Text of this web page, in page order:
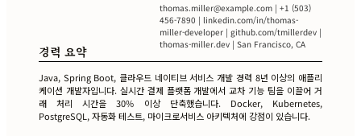
thomas.miller@example.com | +1 (503)
456-7890 | linkedin.com/in/thomas-
miller-developer | github.com/tmillerdev |
thomas-miller.dev | San Francisco, CA
경력 요약
Java, Spring Boot, 클라우드 네이티브 서비스 개발 경력 8년 이상의 애플리
케이션 개발자입니다. 실시간 결제 플랫폼 개발에서 교차 기능 팀을 이끌어 거
래 처리 시간을 30% 이상 단축했습니다. Docker, Kubernetes,
PostgreSQL, 자동화 테스트, 마이크로서비스 아키텍처에 강점이 있습니다.